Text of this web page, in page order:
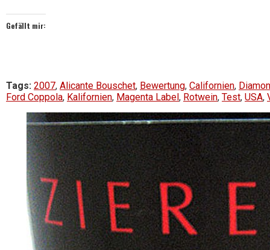
Gefällt mir:
Tags: 2007, Alicante Bouschet, Bewertung, Californien,
Ford Coppola, Kalifornien, Magenta Label, Rotwein, Test, USA,